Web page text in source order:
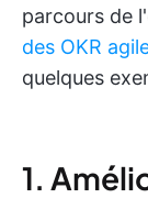
parcours de
des OKR
quelques
1.